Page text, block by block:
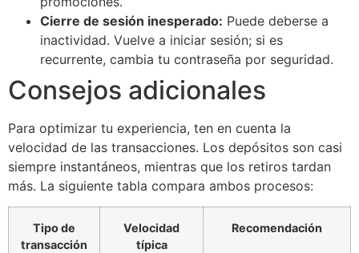
Cierre de sesión inesperado: Puede deberse a
inactividad. Vuelve a iniciar sesión; si es
recurrente, cambia tu contraseña por seguridad.
Consejos adicionales
Para optimizar tu experiencia, ten en cuenta la
velocidad de las transacciones. Los depósitos son casi
siempre instantáneos, mientras que los retiros tardan
más. La siguiente tabla compara ambos procesos:
Tipo de
transacción
Velocidad
típica
Recomendación